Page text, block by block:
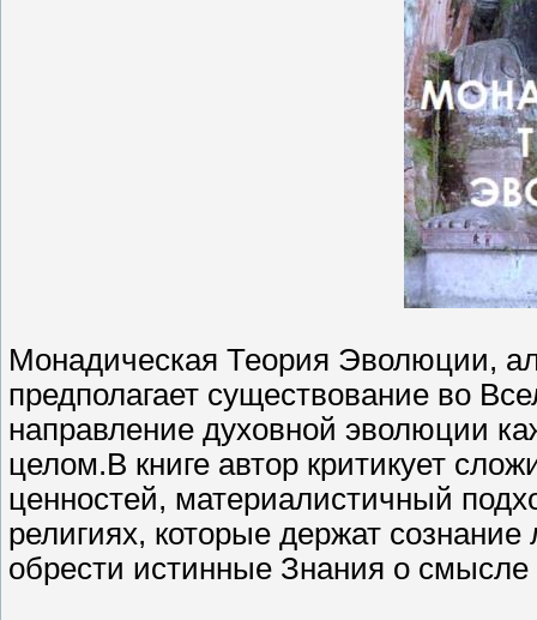
Монадическая Теория Эволюции,
предполагает существование во
направление духовной эволюции
целом.В книге автор критикует
ценностей, материалистичный
религиях, которые держат
обрести истинные Знания о